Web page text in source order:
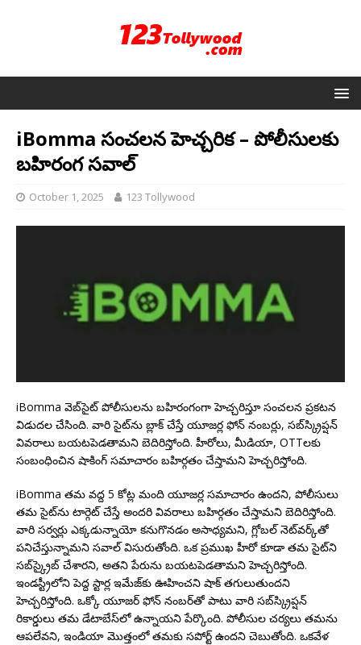
iBomma సంచలన హెచ్చరిక – పోలీసులకు
బహిరంగ సవాల్
October 1, 2025 123 Tollywood
iBomma వెబ్‌సైట్ పోలీసులను బహిరంగంగా హెచ్చరిస్తూ సంచలన ప్రకటన
విడుదల చేసింది. వారి సైట్‌ను బ్లాక్ చేస్తే యూజర్ల ఫోన్ నంబర్లు, సబ్‌స్క్రిప్షన్
వివరాలు బయటపెడతామని బెదిరిస్తోంది. హీరోలు, మీడియా, OTTలకు
సంబంధించిన షాకింగ్ సమాచారం బహిర్గతం చేస్తామని హెచ్చరిస్తోంది.
iBomma తమ వద్ద 5 కోట్ల మంది యూజర్ల సమాచారం ఉందని, పోలీసులు
తమ సైట్‌ను టార్గెట్ చేస్తే అందరి వివరాలు బహిర్గతం చేస్తామని బెదిరిస్తోంది.
వారి సర్వర్లు ఎక్కడున్నాయో కనుగొనడం అసాధ్యమని, గ్లోబల్ నెట్‌వర్క్‌తో
పనిచేస్తున్నామని సవాల్ విసురుతోంది. ఒక ప్రముఖ హీరో కూడా తమ సైట్‌ని
సబ్‌స్క్రైబ్ చేశారని, అతని పేరును బయటపెడతామని హెచ్చరిస్తోంది.
ఇండస్ట్రీలోని పెద్ద స్టార్ల ఇమేజ్‌కు ఊహించని షాక్ తగులుతుందని
హెచ్చరిస్తోంది. ఒక్కో యూజర్ ఫోన్ నంబర్‌తో పాటు వారి సబ్‌స్క్రిప్షన్
రికార్డులు తమ డేటాబేస్‌లో ఉన్నాయని పేర్కొంది. పోలీసుల చర్యలు తమను
ఆపలేవని, ఇండియా మొత్తంలో తమకు సపోర్ట్ ఉందని చెబుతోంది. ఒకవేళ